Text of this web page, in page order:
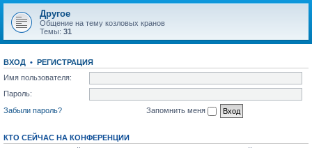
Другое
Общение на тему козловых кранов
Темы: 31
ВХОД • РЕГИСТРАЦИЯ
Имя пользователя:
Пароль:
Забыли пароль?
Запомнить меня
КТО СЕЙЧАС НА КОНФЕРЕНЦИИ